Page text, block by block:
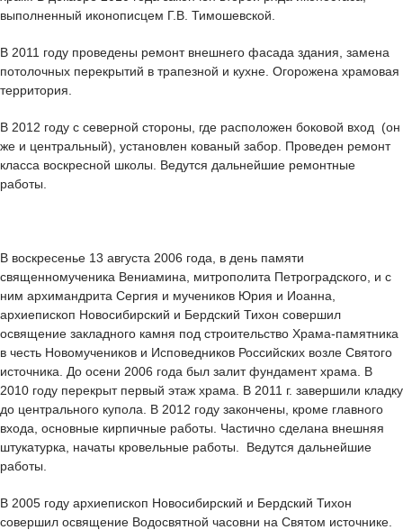
выполненный иконописцем Г.В. Тимошевской.
В 2011 году проведены ремонт внешнего фасада здания, замена
потолочных перекрытий в трапезной и кухне. Огорожена храмовая
территория.
В 2012 году с северной стороны, где расположен боковой вход (он
же и центральный), установлен кованый забор. Проведен ремонт
класса воскресной школы. Ведутся дальнейшие ремонтные
работы.
В воскресенье 13 августа 2006 года, в день памяти
священномученика Вениамина, митрополита Петроградского, и с
ним архимандрита Сергия и мучеников Юрия и Иоанна,
архиепископ Новосибирский и Бердский Тихон совершил
освящение закладного камня под строительство Храма-памятника
в честь Новомучеников и Исповедников Российских возле Святого
источника. До осени 2006 года был залит фундамент храма. В
2010 году перекрыт первый этаж храма. В 2011 г. завершили кладку
до центрального купола. В 2012 году закончены, кроме главного
входа, основные кирпичные работы. Частично сделана внешняя
штукатурка, начаты кровельные работы. Ведутся дальнейшие
работы.
В 2005 году архиепископ Новосибирский и Бердский Тихон
совершил освящение Водосвятной часовни на Святом источнике.